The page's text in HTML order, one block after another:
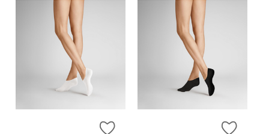
ZUR WUNSCHLISTE HINZUFÜGEN
ZUR